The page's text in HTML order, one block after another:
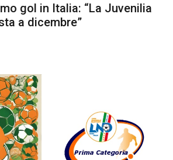
gol in Italia: “La Juvenilia
a dicembre”